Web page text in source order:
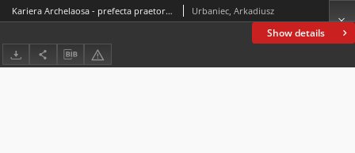
Show details
Kariera Archelaosa - prefecta praetorio Orientis, Illyricum oraz Africae- w czasach panowania Justyna iw początkach rządów Justyniana Urbaniec, Arkadiusz